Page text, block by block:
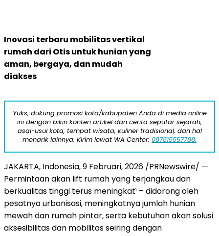
Inovasi terbaru mobilitas vertikal
rumah dari Otis untuk hunian yang
aman, bergaya, dan mudah
diakses
Yuks, dukung promosi kota/kabupaten Anda di media online
ini dengan bikin konten artikel dan cerita seputar sejarah,
asal-usul kota, tempat wisata, kuliner tradisional, dan hal
menarik lainnya. Kirim lewat WA Center: 087815557788.
JAKARTA, Indonesia,9 Februari, 2026 /PRNewswire/ —
Permintaanakan lift rumah yang terjangkau dan
berkualitas tinggi terus meningkat¹ – didorong oleh
pesatnya urbanisasi, meningkatnya jumlah hunian
mewah dan rumah pintar, serta kebutuhan akan solusi
aksesibilitas dan mobilitas seiring dengan